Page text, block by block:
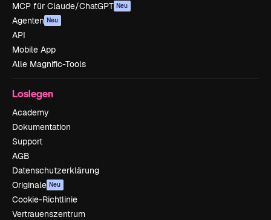
MCP für Claude/ChatGPT Neu
Agenten Neu
API
Mobile App
Alle Magnific-Tools
Loslegen
Academy
Dokumentation
Support
AGB
Datenschutzerklärung
Originale Neu
Cookie-Richtlinie
Vertrauenszentrum